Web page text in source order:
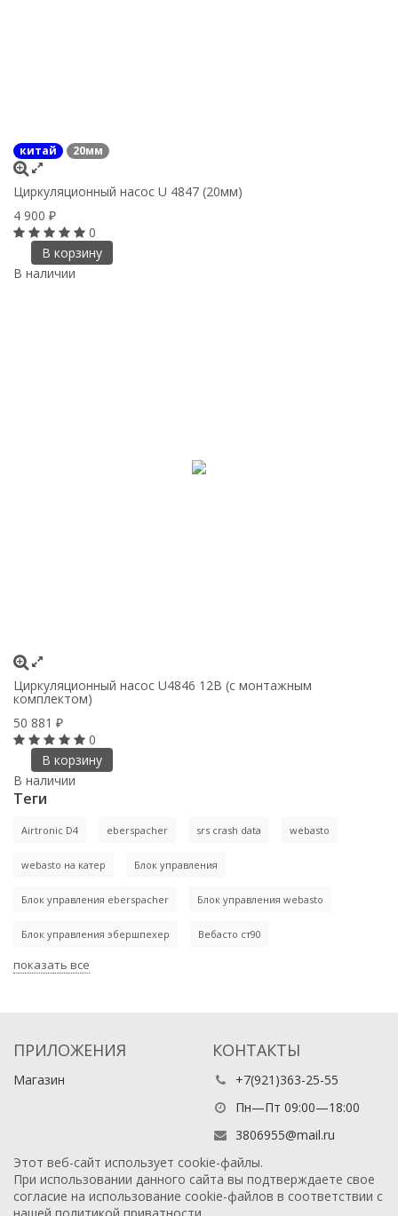
китай 20мм
Циркуляционный насос U 4847 (20мм)
4 900 ₽
0
В корзину
В наличии
Циркуляционный насос U4846 12В (с монтажным
комплектом)
50 881
₽
0
В корзину
В наличии
Теги
Airtronic D4 eberspacher srs crash data webasto
webasto на катер Блок управления
Блок управления eberspacher Блок управления webasto
Блок управления эбершпехер Вебасто ст90
показать все
ПРИЛОЖЕНИЯ
Магазин
КОНТАКТЫ
+7(921)363-25-55
Пн—Пт 09:00—18:00
3806955@mail.ru
Этот веб-сайт использует cookie-файлы.
При использовании данного сайта вы подтверждаете свое
согласие на использование cookie-файлов в соответствии с